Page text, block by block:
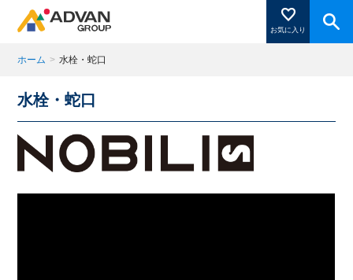
お気に入り
商品ページにある「お気に入り登録」を押すと登録した
商品がここに表示されます。
閉じる
ホーム > 水栓・蛇口
水栓・蛇口